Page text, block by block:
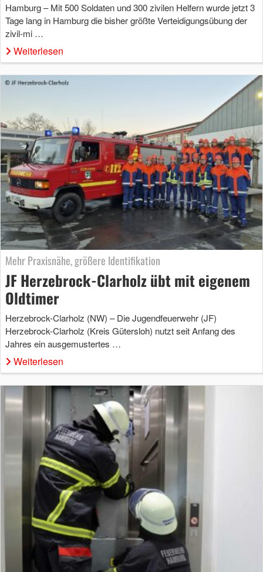
Hamburg – Mit 500 Soldaten und 300 zivilen Helfern wurde jetzt 3
Tage lang in Hamburg die bisher größte Verteidigungsübung der
zivil-mi …
Weiterlesen
Mehr Praxisnähe, größere Identifikation
JF Herzebrock-Clarholz übt mit eigenem
Oldtimer
Herzebrock-Clarholz (NW) – Die Jugendfeuerwehr (JF)
Herzebrock-Clarholz (Kreis Gütersloh) nutzt seit Anfang des
Jahres ein ausgemustertes …
Weiterlesen